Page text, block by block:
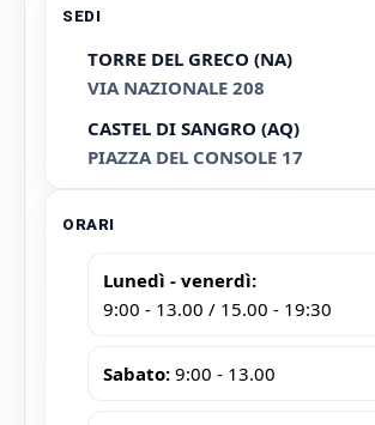
SEDI
TORRE DEL GRECO (NA)
VIA NAZIONALE 208
CASTEL DI SANGRO (AQ)
PIAZZA DEL CONSOLE 17
ORARI
Lunedì - venerdì:
9:00 - 13.00 / 15.00 - 19:30
Sabato: 9:00 - 13.00